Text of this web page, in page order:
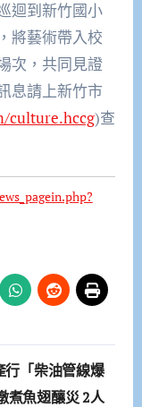
迴到新竹國小
將藝術帶入校
次，共同見證
息請上新竹市
culture.hccg)查
行「柴油管線爆
煮魚翅釀災 2人